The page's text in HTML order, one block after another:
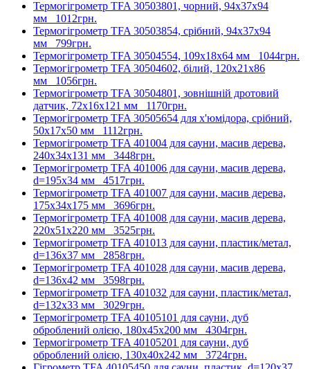
Термогігрометр TFA 30503801, чорний, 94x37x94
мм 1012грн.
Термогігрометр TFA 30503854, срібний, 94x37x94
мм 799грн.
Термогігрометр TFA 30504554, 109x18x64 мм 1044грн.
Термогігрометр TFA 30504602, білий, 120x21x86
мм 1056грн.
Термогігрометр TFA 30504801, зовнішній дротовий
датчик, 72x16x121 мм 1170грн.
Термогігрометр TFA 30505654 для х'юмідора, срібний,
50x17x50 мм 1112грн.
Термогігрометр TFA 401004 для сауни, масив дерева,
240х34х131 мм 3448грн.
Термогігрометр TFA 401006 для сауни, масив дерева,
d=195х34 мм 4517грн.
Термогігрометр TFA 401007 для сауни, масив дерева,
175х34х175 мм 3696грн.
Термогігрометр TFA 401008 для сауни, масив дерева,
220х51х220 мм 3525грн.
Термогігрометр TFA 401013 для сауни, пластик/метал,
d=136х37 мм 2858грн.
Термогігрометр TFA 401028 для сауни, масив дерева,
d=136х42 мм 3598грн.
Термогігрометр TFA 401032 для сауни, пластик/метал,
d=132х33 мм 3029грн.
Термогігрометр TFA 40105101 для сауни, дуб
оброблений олією, 180х45х200 мм 4304грн.
Термогігрометр TFA 40105201 для сауни, дуб
оброблений олією, 130x40x242 мм 3724грн.